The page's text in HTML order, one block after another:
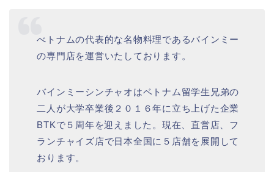
べトナムの代表的な名物料理であるバインミー
の専門店を運営いたしております。
バインミーシンチャオはベトナム留学生兄弟の
二人が大学卒業後２０１６年に立ち上げた企業
BTKで５周年を迎えました。現在、直営店、フ
ランチャイズ店で日本全国に５店舗を展開して
おります。